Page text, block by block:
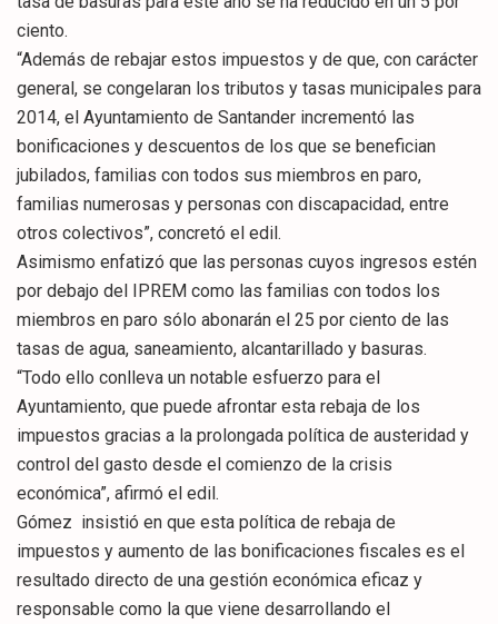
ciento.
“Además de rebajar estos impuestos y de que, con carácter
general, se congelaran los tributos y tasas municipales para
2014, el Ayuntamiento de Santander incrementó las
bonificaciones y descuentos de los que se benefician
jubilados, familias con todos sus miembros en paro,
familias numerosas y personas con discapacidad, entre
otros colectivos”, concretó el edil.
Asimismo enfatizó que las personas cuyos ingresos estén
por debajo del IPREM como las familias con todos los
miembros en paro sólo abonarán el 25 por ciento de las
tasas de agua, saneamiento, alcantarillado y basuras.
“Todo ello conlleva un notable esfuerzo para el
Ayuntamiento, que puede afrontar esta rebaja de los
impuestos gracias a la prolongada política de austeridad y
control del gasto desde el comienzo de la crisis
económica”, afirmó el edil.
Gómez insistió en que esta política de rebaja de
impuestos y aumento de las bonificaciones fiscales es el
resultado directo de una gestión económica eficaz y
responsable como la que viene desarrollando el